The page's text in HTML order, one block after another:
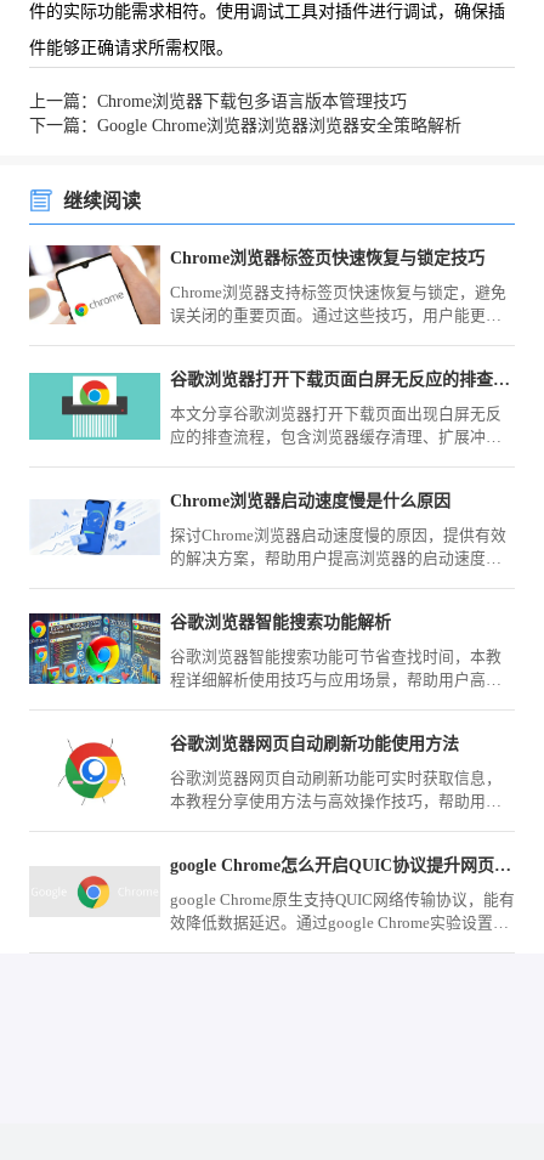
件的实际功能需求相符。使用调试工具对插件进行调试，确保插
件能够正确请求所需权限。
上一篇：Chrome浏览器下载包多语言版本管理技巧
下一篇：Google Chrome浏览器浏览器浏览器安全策略解析
继续阅读
Chrome浏览器标签页快速恢复与锁定技巧
Chrome浏览器支持标签页快速恢复与锁定，避免
误关闭的重要页面。通过这些技巧，用户能更好
谷歌浏览器打开下载页面白屏无反应的排查流程
本文分享谷歌浏览器打开下载页面出现白屏无反
应的排查流程，包含浏览器缓存清理、扩展冲突
Chrome浏览器启动速度慢是什么原因
探讨Chrome浏览器启动速度慢的原因，提供有效
的解决方案，帮助用户提高浏览器的启动速度，
谷歌浏览器智能搜索功能解析
谷歌浏览器智能搜索功能可节省查找时间，本教
程详细解析使用技巧与应用场景，帮助用户高效
谷歌浏览器网页自动刷新功能使用方法
谷歌浏览器网页自动刷新功能可实时获取信息，
本教程分享使用方法与高效操作技巧，帮助用户
google Chrome怎么开启QUIC协议提升网页加载速度
google Chrome原生支持QUIC网络传输协议，能有
效降低数据延迟。通过google Chrome实验设置页